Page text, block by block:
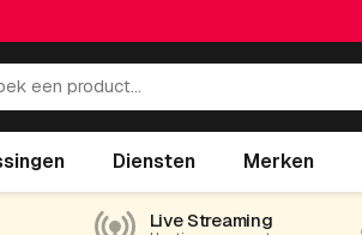
Diensten Merken
Live Streaming